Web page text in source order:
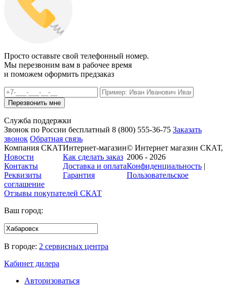
Просто оставьте свой телефонный номер.
Мы перезвоним вам в рабочее время
и поможем оформить предзаказ
Служба поддержки
Звонок по России бесплатный 8 (800) 555-36-75 Заказать
звонок Обратная связь
Компания СКАТ
Новости
Контакты
Реквизиты
Интернет-магазин
Как сделать заказ
Доставка и оплата
Гарантия
© Интернет магазин СКАТ,
2006 - 2026
Конфиденциальность |
Пользовательское
соглашение
Отзывы покупателей СКАТ
Ваш город:
В городе: 2 сервисных центра
Кабинет дилера
Авторизоваться